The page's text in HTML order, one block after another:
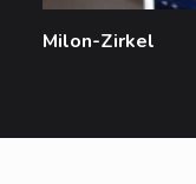
Milon-Zirkel